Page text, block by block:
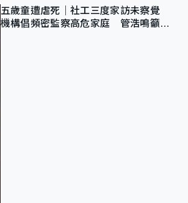
五歲童遭虐死｜社工三度家訪未察覺
機構倡頻密監察高危家庭 管浩鳴籲加